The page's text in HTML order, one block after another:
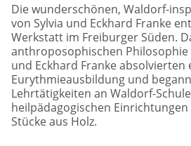
Die wunderschönen, Waldorf-
von Sylvia und Eckhard Franke
Werkstatt im Freiburger Süden.
anthroposophischen Philosophie
und Eckhard Franke absolvierten
Eurythmieausbildung und
Lehrtätigkeiten an Waldorf-
heilpädagogischen
Stücke aus Holz.